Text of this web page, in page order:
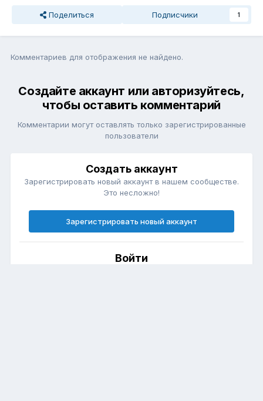
Поделиться Подписчики 1
Комментариев для отображения не найдено.
Создайте аккаунт или авторизуйтесь,
чтобы оставить комментарий
Комментарии могут оставлять только зарегистрированные
пользователи
Создать аккаунт
Зарегистрировать новый аккаунт в нашем сообществе.
Это несложно!
Зарегистрировать новый аккаунт
Войти